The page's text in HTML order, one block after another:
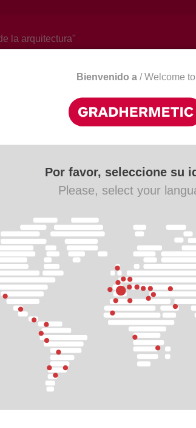
la arquitectura"
Descàrregues
entre elles, formades per perfils
Bienvenido a / Welcome to
Por favor, seleccione su
Please, select your